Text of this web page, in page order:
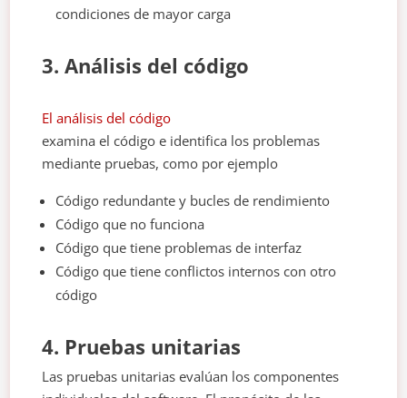
condiciones de mayor carga
3. Análisis del código
El análisis del código
examina el código e identifica los problemas
mediante pruebas, como por ejemplo
Código redundante y bucles de rendimiento
Código que no funciona
Código que tiene problemas de interfaz
Código que tiene conflictos internos con otro
código
4. Pruebas unitarias
Las pruebas unitarias evalúan los componentes